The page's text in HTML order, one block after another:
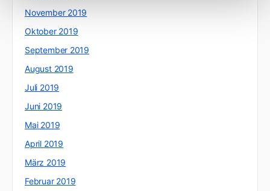
November 2019
Oktober 2019
September 2019
August 2019
Juli 2019
Juni 2019
Mai 2019
April 2019
März 2019
Februar 2019